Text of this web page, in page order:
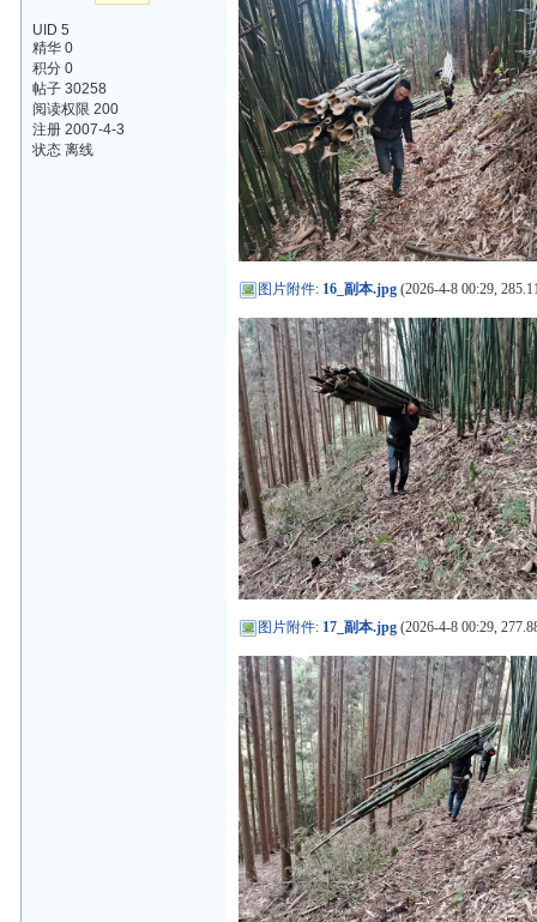
UID 5
精华 0
积分 0
帖子 30258
阅读权限 200
注册 2007-4-3
状态 离线
图片附件: 16_副本.jpg (2026-4-8 00:29,
图片附件: 17_副本.jpg (2026-4-8 00:29,